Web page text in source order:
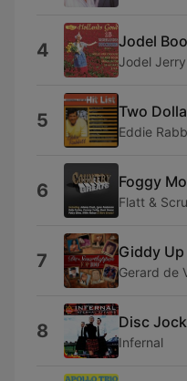
4 Jodel
Jodel Jerry
5 Two
Eddie
6 Foggy
Flatt &
7 Giddy Up
Gerard de
8 Disc
Infernal